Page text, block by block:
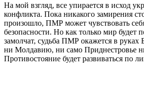
На мой взгляд, все упирается в исход
конфликта. Пока никакого замирения
произошло, ПМР может чувствовать
безопасности. Но как только мир будет
замолчат, судьба ПМР окажется в руках
ни Молдавию, ни само Приднестровье
Противостояние будет развиваться по